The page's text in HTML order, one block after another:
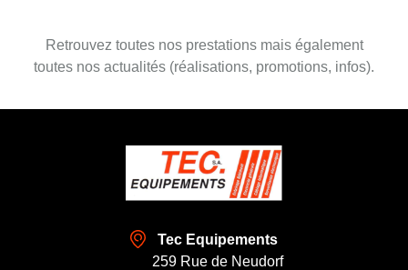
Retrouvez toutes nos prestations mais également
toutes nos actualités (réalisations, promotions, infos).
Tec Equipements
259 Rue de Neudorf